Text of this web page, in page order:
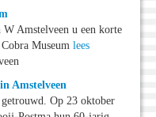
Amstelveen u een korte
Museum lees
Amstelveen
Op 23 oktober